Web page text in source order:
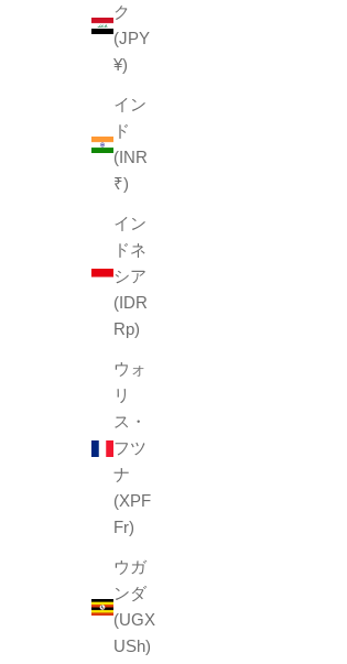
ク
(JPY
¥)
イン
ド
(INR
₹)
イン
ドネ
シア
(IDR
Rp)
ウォ
リ
ス・
フツ
ナ
(XPF
Fr)
ウガ
ンダ
(UGX
USh)